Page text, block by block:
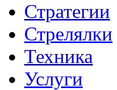
Стратегии
Стрелялки
Техника
Услуги